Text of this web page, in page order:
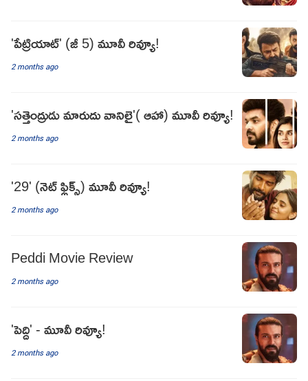
'పేట్రియాట్' (జీ 5) మూవీ రివ్యూ!
2 months ago
'సత్తెంద్రుడు మారుదు వానిలై'( ఆహా) మూవీ రివ్యూ!
2 months ago
'29' (నెట్ ఫ్లిక్స్) మూవీ రివ్యూ!
2 months ago
Peddi Movie Review
2 months ago
'పెద్ది' - మూవీ రివ్యూ!
2 months ago